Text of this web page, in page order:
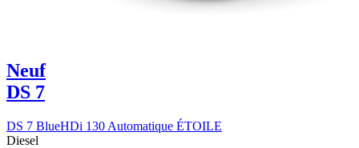
Neuf
DS 7
DS 7 BlueHDi 130 Automatique ÉTOILE
Diesel